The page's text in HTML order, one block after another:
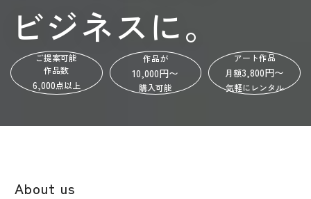
ビジネスに。
ご提案可能
作品数
6,000点以上
作品が
10,000円〜
購入可能
アート作品
月額3,800円〜
気軽にレンタル
About us